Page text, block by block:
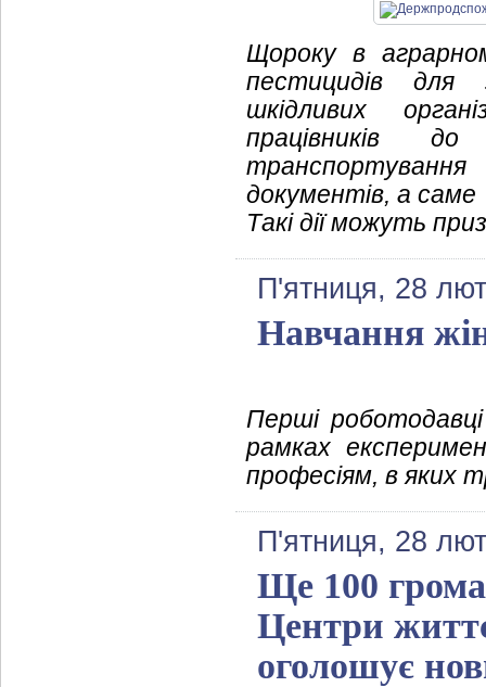
Щороку в
пестицидів для
шкідливих
працівників
документів, а
Такі дії можуть
П'ятниця, 28
Навчання
Перші
рамках
професіям, в яких
П'ятниця, 28
Ще 100
Центри
оголошує